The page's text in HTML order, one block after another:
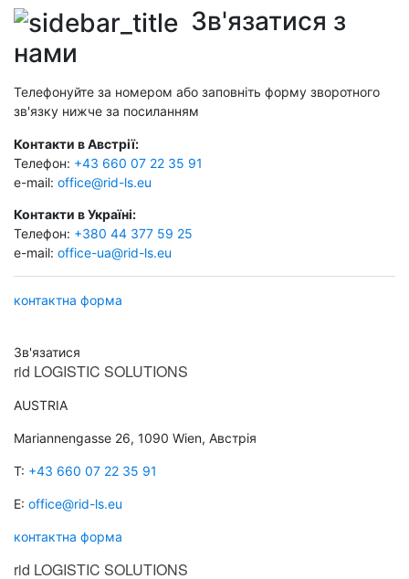
Зв'язатися з
нами
Телефонуйте за номером або заповніть форму зворотного
зв'язку нижче за посиланням
Контакти в Австрії:
Телефон: +43 660 07 22 35 91
e-mail: office@rid-ls.eu
Контакти в Україні:
Телефон: +380 44 377 59 25
e-mail: office-ua@rid-ls.eu
контактна форма
Зв'язатися
rid LOGISTIC SOLUTIONS
AUSTRIA
Mariannengasse 26, 1090 Wien, Австрія
T: +43 660 07 22 35 91
E: office@rid-ls.eu
контактна форма
rid LOGISTIC SOLUTIONS